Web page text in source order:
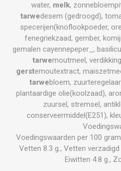
water, melk,
tarwedesem (gedroogd),
specerijen(knoflookpoeder,
fenegriekzaad, gember,
gemalen cayennepeper_,
tarwemoutmeel,
gerstemoutextract,
tarwebloem,
plantaardige olie(koolzaad),
zuursel, stremsel,
conserveermiddel(E251),
Voedingswaarden per 100
Vetten 8.3 g., Vetten
Eiwitten 4.8 g.,